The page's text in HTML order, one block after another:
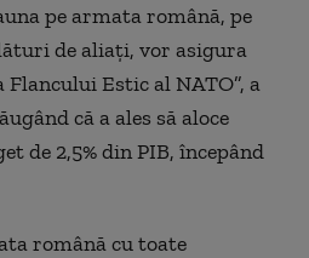
pe armata română, pe
de aliaţi, vor asigura
Estic al NATO”, a
că a ales să aloce
de 2,5% din PIB, începând
română cu toate